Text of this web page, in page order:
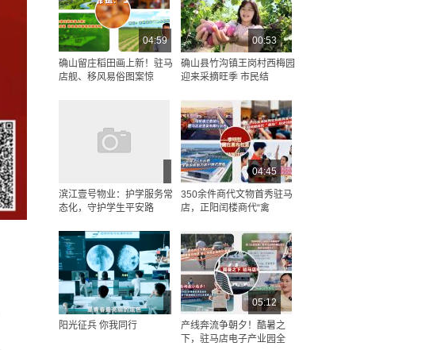
04:59
确山留庄稻田画上新！驻马
店舰、移风易俗图案惊
00:53
确山县竹沟镇王岗村西梅园
迎来采摘旺季 市民结
滨江壹号物业：护学服务常
态化，守护学生平安路
04:45
350余件商代文物首秀驻马
店，正阳闰楼商代“禽
阳光征兵 你我同行
05:12
产线奔流争朝夕！酷暑之
下，驻马店电子产业园全